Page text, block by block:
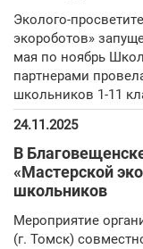
Эколого-
экороботов»
мая по ноябрь
партнерами
школьников 1-11
24.11.2025
В
«Мастерской
школьников
Мероприятие
(г. Томск)